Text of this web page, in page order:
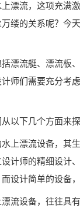
漂流，这项充满
缕的关系呢？今
漂流艇、漂流板
师们需要充分考
以下几个方面来探
上漂流设备，其
计师的精细设计
设计简单的设备
流设备，往往具